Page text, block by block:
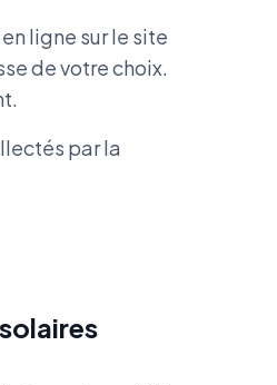
ligne sur le site
de votre choix.
par la